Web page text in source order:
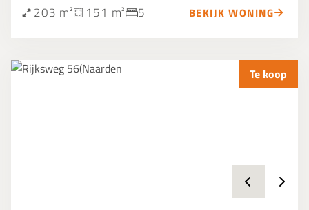
203 m² 151 m² 5 BEKIJK WONING
Te koop